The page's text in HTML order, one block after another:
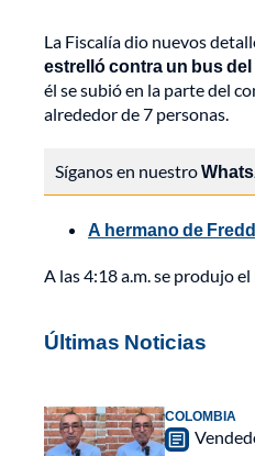
La Fiscalía dio nuevos
estrelló contra un bus del
él se subió en la parte del
alrededor de 7 personas.
Síganos en nuestro
A hermano de
A las 4:18 a.m. se produjo
Últimas Noticias
COLOMBIA